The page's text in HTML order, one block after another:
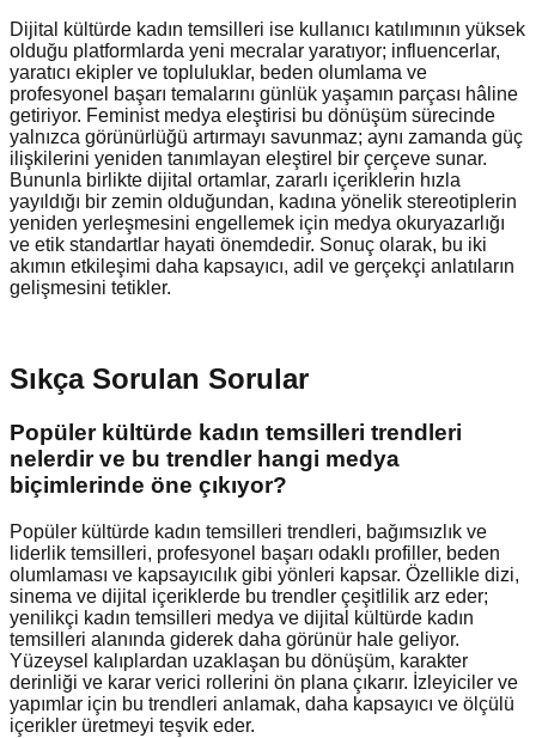
Dijital kültürde kadın temsilleri ise kullanıcı katılımının yüksek
olduğu platformlarda yeni mecralar yaratıyor; influencerlar,
yaratıcı ekipler ve topluluklar, beden olumlama ve
profesyonel başarı temalarını günlük yaşamın parçası hâline
getiriyor. Feminist medya eleştirisi bu dönüşüm sürecinde
yalnızca görünürlüğü artırmayı savunmaz; aynı zamanda güç
ilişkilerini yeniden tanımlayan eleştirel bir çerçeve sunar.
Bununla birlikte dijital ortamlar, zararlı içeriklerin hızla
yayıldığı bir zemin olduğundan, kadına yönelik stereotiplerin
yeniden yerleşmesini engellemek için medya okuryazarlığı
ve etik standartlar hayati önemdedir. Sonuç olarak, bu iki
akımın etkileşimi daha kapsayıcı, adil ve gerçekçi anlatıların
gelişmesini tetikler.
Sıkça Sorulan Sorular
Popüler kültürde kadın temsilleri trendleri
nelerdir ve bu trendler hangi medya
biçimlerinde öne çıkıyor?
Popüler kültürde kadın temsilleri trendleri, bağımsızlık ve
liderlik temsilleri, profesyonel başarı odaklı profiller, beden
olumlaması ve kapsayıcılık gibi yönleri kapsar. Özellikle dizi,
sinema ve dijital içeriklerde bu trendler çeşitlilik arz eder;
yenilikçi kadın temsilleri medya ve dijital kültürde kadın
temsilleri alanında giderek daha görünür hale geliyor.
Yüzeysel kalıplardan uzaklaşan bu dönüşüm, karakter
derinliği ve karar verici rollerini ön plana çıkarır. İzleyiciler ve
yapımlar için bu trendleri anlamak, daha kapsayıcı ve ölçülü
içerikler üretmeyi teşvik eder.